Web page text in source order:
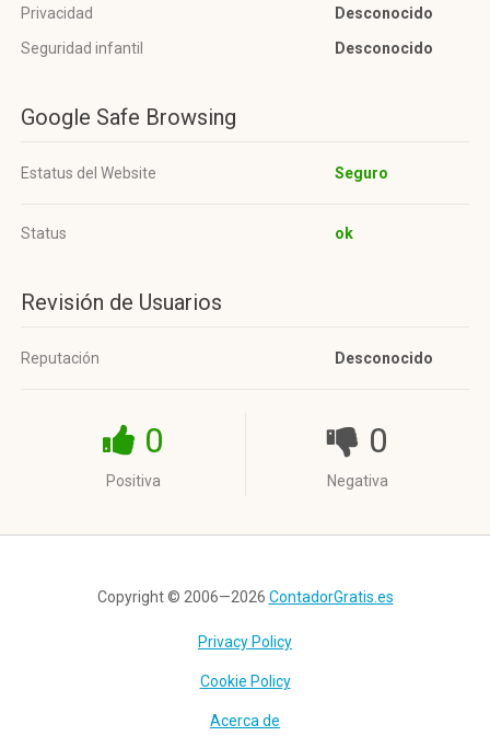
Privacidad
Desconocido
Seguridad infantil
Desconocido
Google Safe Browsing
Estatus del Website Seguro
Status ok
Revisión de Usuarios
Reputación Desconocido
0
Positiva
0
Negativa
Copyright © 2006—2026 ContadorGratis.es
Privacy Policy
Cookie Policy
Acerca de